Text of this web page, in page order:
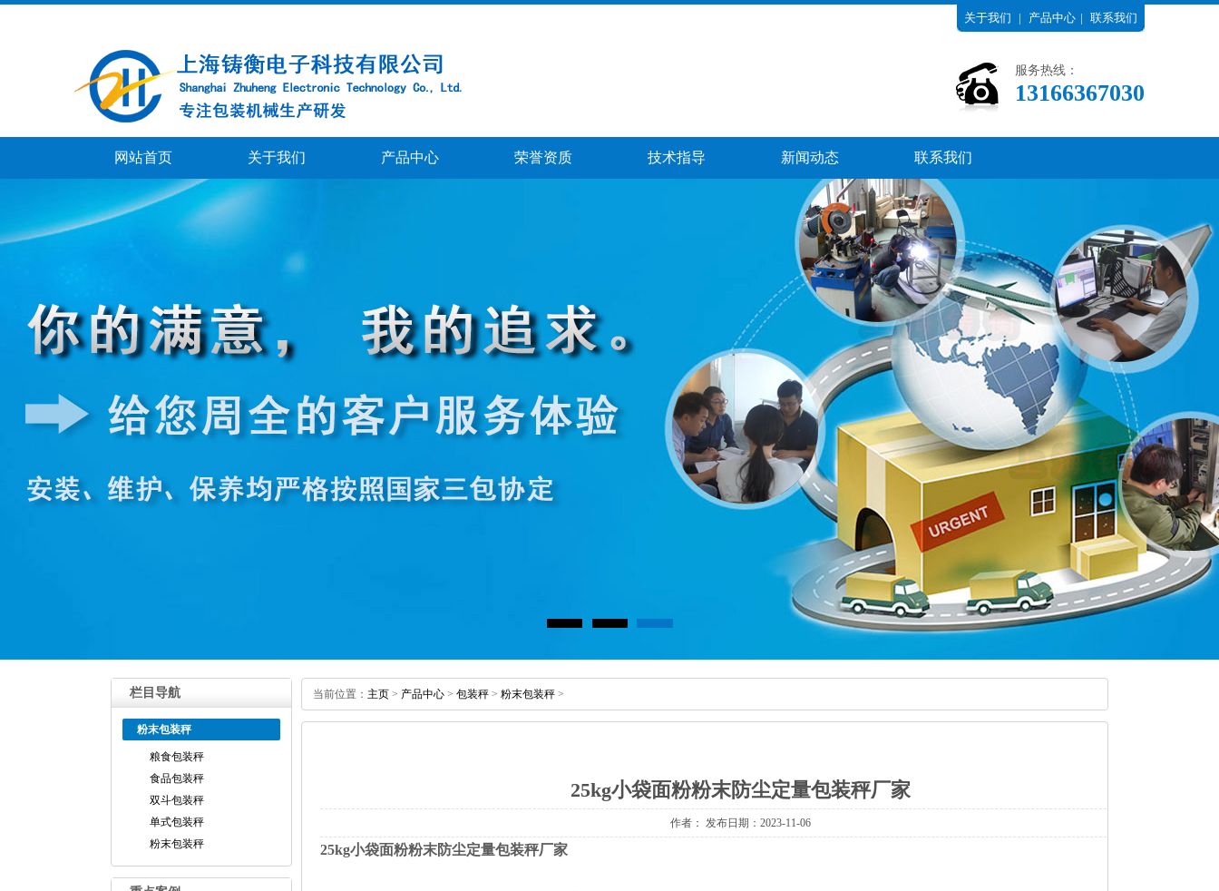
关于我们 | 产品中心 | 联系我们
服务热线：
13166367030
网站首页 关于我们 产品中心 荣誉资质 技术指导 新闻动态 联系我们
栏目导航
粉末包装秤
粮食包装秤
食品包装秤
双斗包装秤
单式包装秤
粉末包装秤
当前位置： 主页 > 产品中心 > 包装秤 > 粉末包装秤 >
25kg小袋面粉粉末防尘定量包装秤厂家
作者： 发布日期：2023-11-06
25kg小袋面粉粉末防尘定量包装秤厂家